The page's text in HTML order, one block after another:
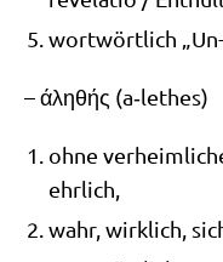
wort­wört­lich
–άληθής (a‑lethes)
ohne
ehrlich,
wahr, wirk­lich,